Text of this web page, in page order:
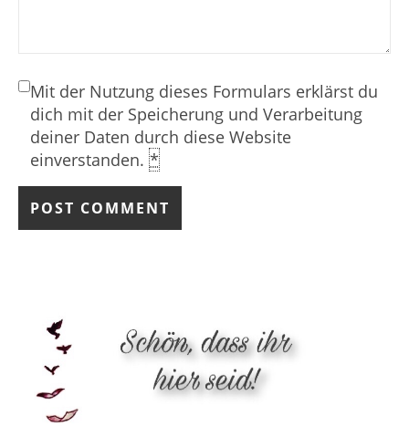
Mit der Nutzung dieses Formulars erklärst du
dich mit der Speicherung und Verarbeitung
deiner Daten durch diese Website
einverstanden. *